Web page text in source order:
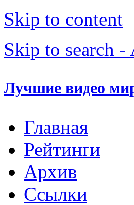
Skip to content
Skip to search -
Лучшие видео
Главная
Рейтинги
Архив
Ссылки